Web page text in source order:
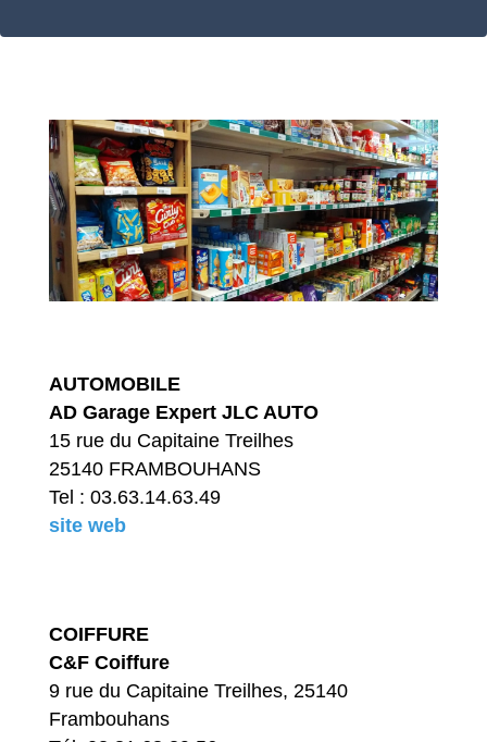
AUTOMOBILE
AD Garage Expert JLC AUTO
15 rue du Capitaine Treilhes
25140 FRAMBOUHANS
Tel : 03.63.14.63.49
site web
COIFFURE
C&F Coiffure
9 rue du Capitaine Treilhes, 25140
Frambouhans